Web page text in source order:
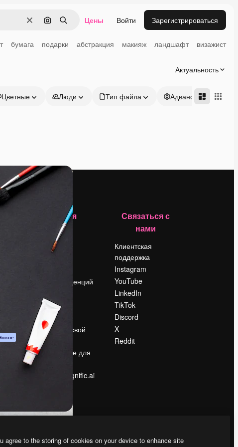
ОчиститьПоиск по изображению
Поиск Цены Войти Зарегистрироваться
бумага подарки абстракция макияж ландшафт визажист
Актуальность
Цветные Люди Тип файла Адвансд
Компания
О нас
Поиск тенденций
События
Slidesgo
Продайте свой
контент
Помещение для
Ищете magnific.ai
Связаться с
нами
Клиентская
поддержка
Instagram
YouTube
LinkedIn
TikTok
Discord
X
Reddit
agree to the storing of cookies on your device to enhance site